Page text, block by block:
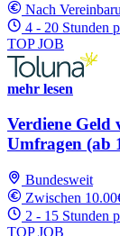
Nach
4 - 20 Stunden
TOP JOB
mehr lesen
Verdiene Geld
Umfragen (ab
Bundesweit
Zwischen
2 - 15 Stunden
TOP JOB